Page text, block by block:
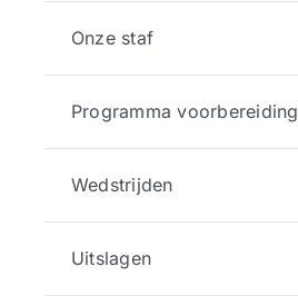
Onze staf
Programma voorbereiding
Wedstrijden
Uitslagen